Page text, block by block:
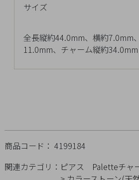
サイズ
全長縦約44.0mm、横約7.0mm
11.0mm、チャーム縦約34.0mm
商品コード： 4199184
関連カテゴリ： ピアス Paletteチャ
会
イ
バ